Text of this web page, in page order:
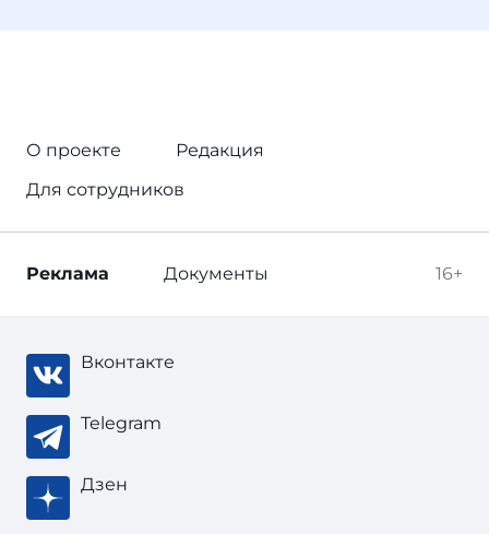
О проекте
Редакция
Для сотрудников
16+
Реклама Документы
Вконтакте
Telegram
Дзен